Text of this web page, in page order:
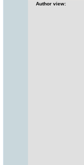
Author view: